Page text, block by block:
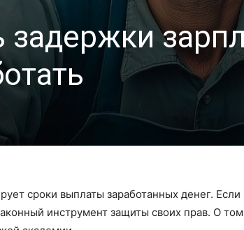
задержки
сроки выплаты заработанных денег.
инструмент защиты своих прав. О